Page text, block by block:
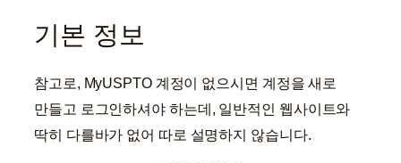
기본 정보
참고로, MyUSPTO 계정이 없으시면 계정을 새로
만들고 로그인하셔야 하는데, 일반적인 웹사이트와
딱히 다를바가 없어 따로 설명하지 않습니다.